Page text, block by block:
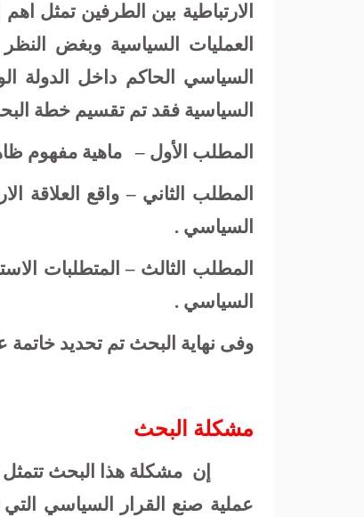
الارتباطية بين الطرفين تمثل
العمليات السياسية وبغض
السياسي الحاكم داخل الدولة
السياسية فقد تم تقسيم خطة
المطلب الأول –
ماهية مفهوم
المطلب الثاني – واقع العلاقة
السياسي .
المطلب الثالث – المتطلبات
السياسي .
وفى نهاية البحث تم تحديد خاتمة
مشكلة البحث
إن مشكلة هذا البحث
عملية صنع القرار السياسي